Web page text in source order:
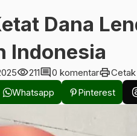
Dana
Indonesia
visibility211comment0 komentarprintCetak
Whatsapp Pinterest